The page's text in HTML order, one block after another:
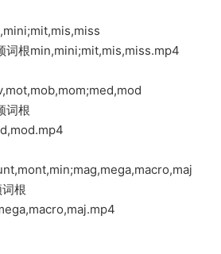
词根min,mini;mit,mis,miss.mp4
词根
根